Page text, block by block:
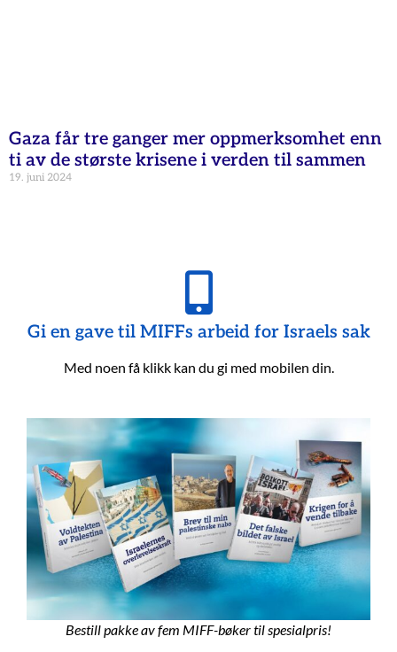
Gaza får tre ganger mer oppmerksomhet enn
ti av de største krisene i verden til sammen
19. juni 2024
Gi en gave til MIFFs arbeid for Israels sak
Med noen få klikk kan du gi med mobilen din.
Bestill pakke av fem MIFF-bøker til spesialpris!